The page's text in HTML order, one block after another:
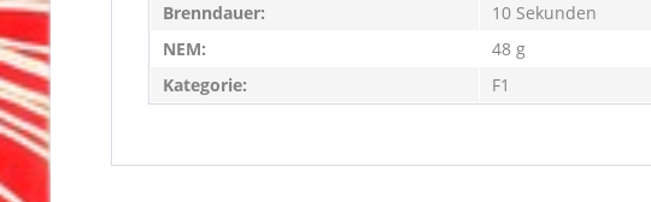
Brenndauer:
10 Sekunden
NEM:
48 g
Kategorie:
F1